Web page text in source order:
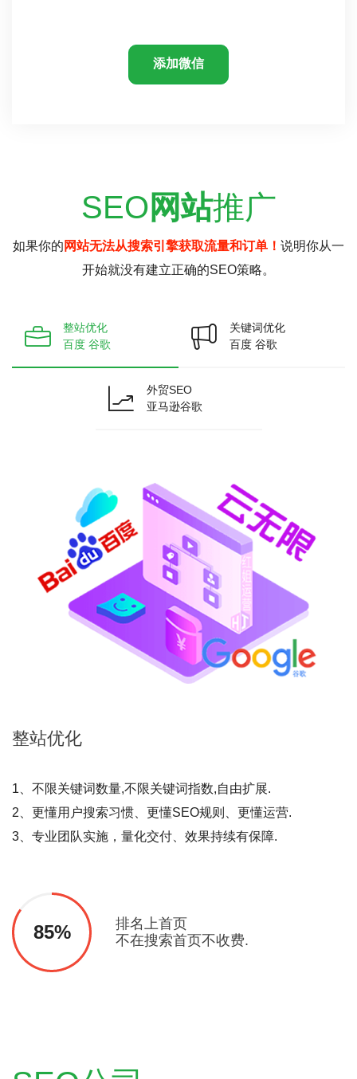
添加微信
SEO 网站推广
如果你的 网站无法从搜索引擎获取流量和订单！ 说明你从一
开始就没有建立正确的SEO策略。
整站优化
百度 谷歌
关键词优化
百度 谷歌
外贸SEO
亚马逊谷歌
整站优化
1、不限关键词数量,不限关键词指数,自由扩展.
2、更懂用户搜索习惯、更懂SEO规则、更懂运营.
3、专业团队实施，量化交付、效果持续有保障.
85%
排名上首页
不在搜索首页不收费.